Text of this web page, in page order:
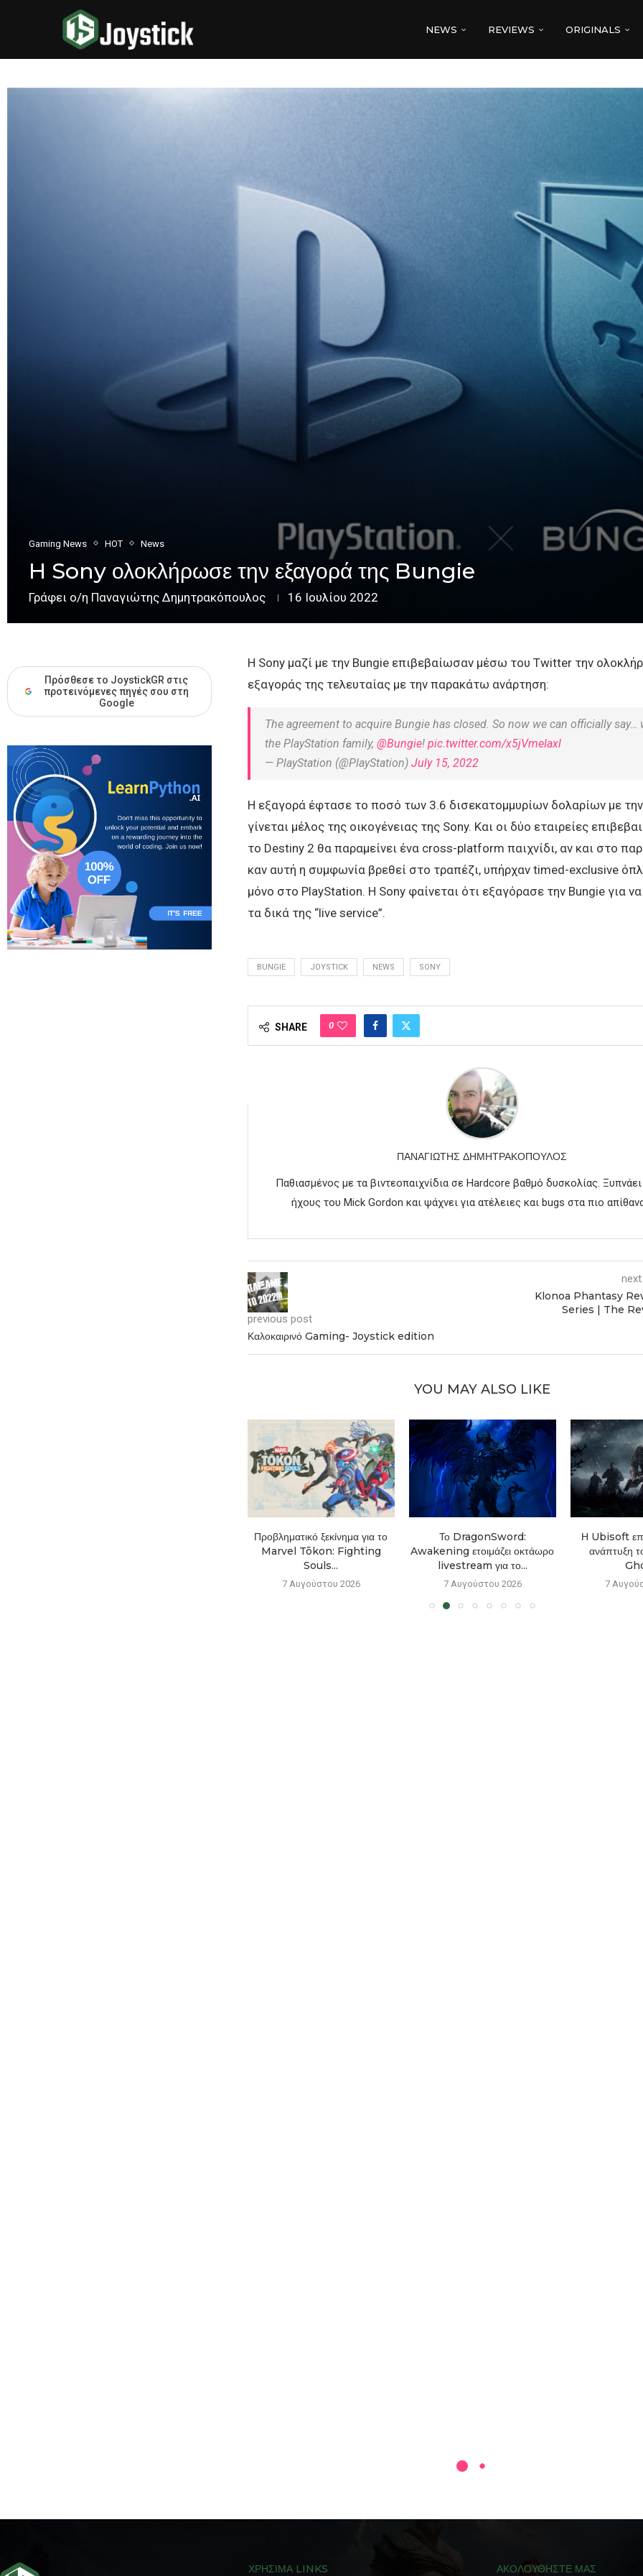
NEWS REVIEWS ORIGINALS
Gaming News HOT News
H Sony ολοκλήρωσε την εξαγορά της Bungie
Γράφει ο/η Παναγιώτης Δημητρακόπουλος 16 Ιουλίου 2022
H Sony μαζί με την Bungie επιβεβαίωσαν μέσω του Twitter την
εξαγοράς της τελευταίας με την παρακάτω ανάρτηση:
The agreement to acquire Bungie has closed. So now we can officially say…
the PlayStation family, @Bungie! pic.twitter.com/x5jVmelaxl
— PlayStation (@PlayStation) July 15, 2022
Η εξαγορά έφτασε το ποσό των 3.6 δισεκατομμυρίων δολαρίων με
γίνεται μέλος της οικογένειας της Sony. Και οι δύο εταιρείες
το Destiny 2 θα παραμείνει ένα cross-platform παιχνίδι, αν και στο
καν αυτή η συμφωνία βρεθεί στο τραπέζι, υπήρχαν timed-exclusive
μόνο στο PlayStation. Η Sony φαίνεται ότι εξαγόρασε την Bungie για
τα δικά της “live service”.
BUNGIE JOYSTICK NEWS SONY
SHARE 0
ΠΑΝΑΓΙΏΤΗΣ ΔΗΜΗΤΡΑΚΌΠΟΥΛΟΣ
Παθιασμένος με τα βιντεοπαιχνίδια σε Hardcore βαθμό δυσκολίας.
ήχους του Mick Gordon και ψάχνει για ατέλειες και bugs στα πιο
previous post
Καλοκαιρινό Gaming- Joystick edition
Klonoa Phantasy
Series | The
YOU MAY ALSO LIKE
Προβληματικό ξεκίνημα για το
Marvel Tōkon: Fighting
Souls...
7 Αυγούστου 2026
Το DragonSword:
Awakening ετοιμάζει οκτάωρο
livestream για το...
7 Αυγούστου 2026
Η Ubisoft
ανάπτυξη
7
Πρόσθεσε το JoystickGR στις
προτεινόμενες πηγές σου στη
Google
ΧΡΗΣΙΜΑ LINKS ΑΚΟΛΟΥΘΗΣΤΕ ΜΑΣ